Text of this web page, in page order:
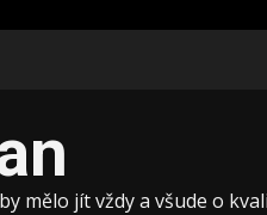
mělo jít vždy a všude o